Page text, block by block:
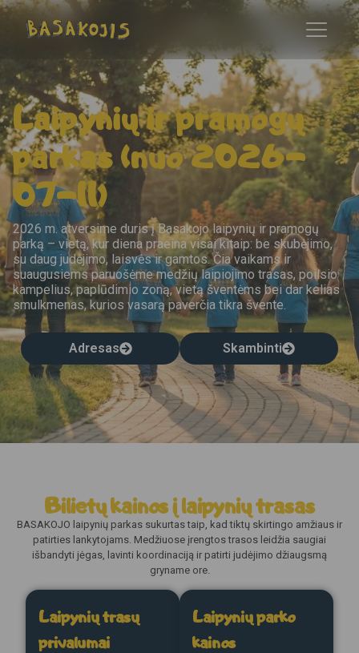
Laipynių ir pramogų
parkas (nuo 2026-
07-11)
2026 m. atversime duris į Basakojo laipynių ir pramogų
parką – vietą, kur diena praeina visai kitaip: be skubėjimo,
su daug judėjimo, laisvės ir gamtos. Čia vaikams ir
suaugusiems paruošėme medžių laipiojimo trasas, poilsio
kampelius, paplūdimio zoną, vietą šventėms bei dar kelias
smulkmenas, kurios vasarą paverčia tikra švente.
Adresas Skambinti
Bilietų kainos į laipynių trasas
BASAKOJO laipynių parkas sukurtas taip, kad tiktų skirtingo amžiaus ir
patirties lankytojams. Medžiuose įrengtos trasos leidžia saugiai
išbandyti jėgas, lavinti koordinaciją ir patirti judėjimo džiaugsmą
gryname ore.
Laipynių trasų
privalumai
Laipynių parko
kainos